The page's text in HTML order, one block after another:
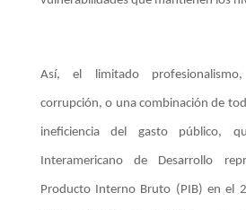
Así, el limitado
corrupción, o una combinación de
ineficiencia del gasto público,
Interamericano de Desarrollo
Producto Interno Bruto (PIB) en el